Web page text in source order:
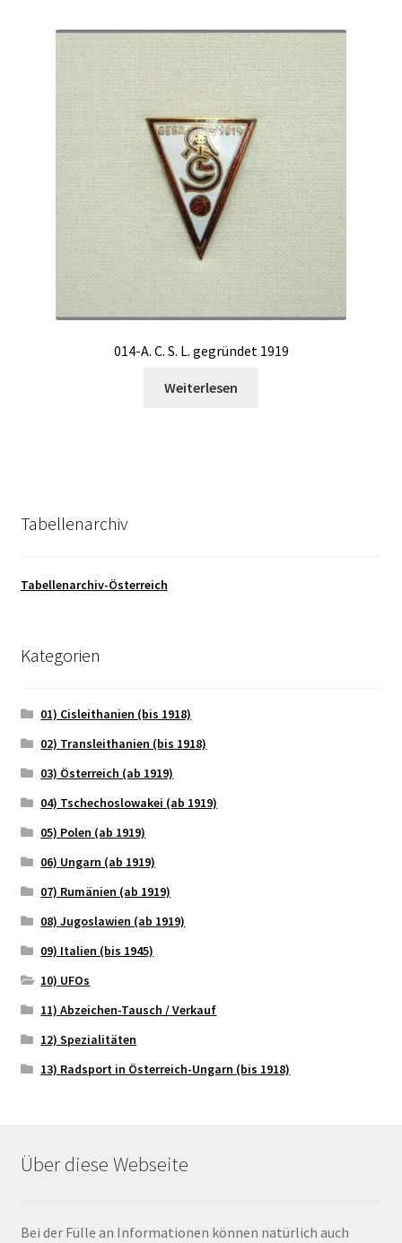
014-A. C. S. L. gegründet 1919
Weiterlesen
Tabellenarchiv
Tabellenarchiv-Österreich
Kategorien
01) Cisleithanien (bis 1918)
02) Transleithanien (bis 1918)
03) Österreich (ab 1919)
04) Tschechoslowakei (ab 1919)
05) Polen (ab 1919)
06) Ungarn (ab 1919)
07) Rumänien (ab 1919)
08) Jugoslawien (ab 1919)
09) Italien (bis 1945)
10) UFOs
11) Abzeichen-Tausch / Verkauf
12) Spezialitäten
13) Radsport in Österreich-Ungarn (bis 1918)
Über diese Webseite
Bei der Fülle an Informationen können natürlich auch